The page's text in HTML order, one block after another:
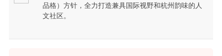
品格）方针，全力打造兼具国际视野和杭州韵味的人
文社区。